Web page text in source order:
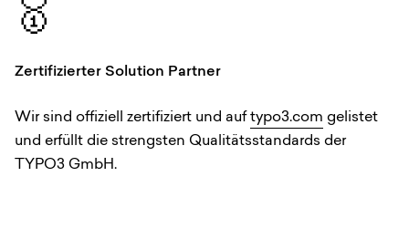
🥇
Zertifizierter Solution Partner
Wir sind offiziell zertifiziert und auftypo3.com gelistet
und erfüllt die strengsten Qualitätsstandards der
TYPO3 GmbH.